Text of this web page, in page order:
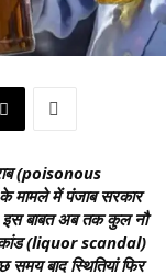
(poisonous
मामले में पंजाब सरकार
बाबत अब तक कुल नौ
कांड (liquor scandal)
बाद स्थितियां फिर